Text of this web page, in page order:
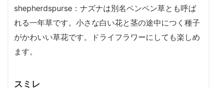
shepherdspurse：ナズナは別名ペンペン草とも呼ば
れる一年草です。小さな白い花と茎の途中につく種子
がかわいい草花です。ドライフラワーにしても楽しめ
ます。
スミレ